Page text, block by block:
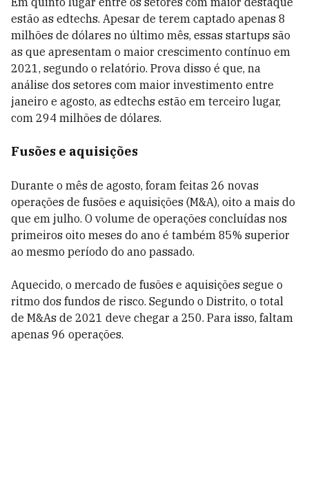
estão as edtechs. Apesar de terem captado apenas 8
milhões de dólares no último mês, essas startups são
as que apresentam o maior crescimento contínuo em
2021, segundo o relatório. Prova disso é que, na
análise dos setores com maior investimento entre
janeiro e agosto, as edtechs estão em terceiro lugar,
com 294 milhões de dólares.
Fusões e aquisições
Durante o mês de agosto, foram feitas 26 novas
operações de fusões e aquisições (M&A), oito a mais do
que em julho. O volume de operações concluídas nos
primeiros oito meses do ano é também 85% superior
ao mesmo período do ano passado.
Aquecido, o mercado de fusões e aquisições segue o
ritmo dos fundos de risco. Segundo o Distrito, o total
de M&As de 2021 deve chegar a 250. Para isso, faltam
apenas 96 operações.